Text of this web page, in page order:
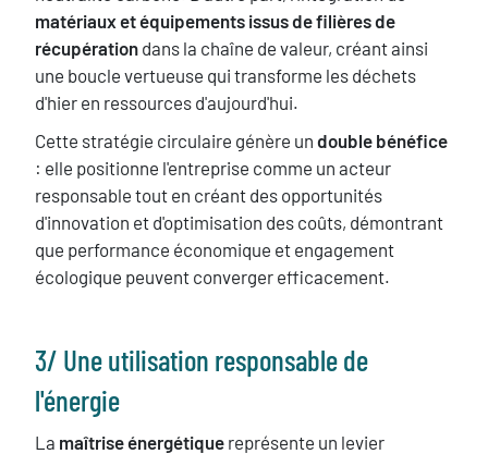
matériaux et équipements issus de filières de
récupération dans la chaîne de valeur, créant ainsi
une boucle vertueuse qui transforme les déchets
d'hier en ressources d'aujourd'hui.
Cette stratégie circulaire génère un double bénéfice
: elle positionne l'entreprise comme un acteur
responsable tout en créant des opportunités
d'innovation et d'optimisation des coûts, démontrant
que performance économique et engagement
écologique peuvent converger efficacement.
3/ ​Une utilisation responsable de
l'énergie
La maîtrise énergétique représente un levier